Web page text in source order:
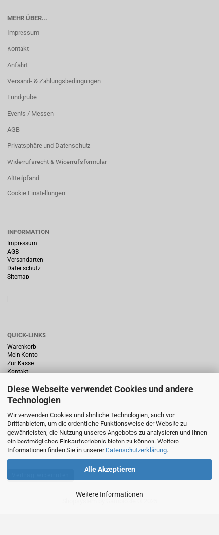
Diese Webseite verwendet Cookies und andere
Technologien
Wir verwenden Cookies und ähnliche Technologien, auch von
Drittanbietern, um die ordentliche Funktionsweise der Website zu
gewährleisten, die Nutzung unseres Angebotes zu analysieren und Ihnen
ein bestmögliches Einkaufserlebnis bieten zu können. Weitere
Informationen finden Sie in unserer Datenschutzerklärung.
Alle Akzeptieren
Weitere Informationen
MEHR ÜBER...
Impressum
Kontakt
Anfahrt
Versand- & Zahlungsbedingungen
Fundgrube
Events / Messen
AGB
Privatsphäre und Datenschutz
Widerrufsrecht & Widerrufsformular
Altteilpfand
Cookie Einstellungen
INFORMATION
Impressum
AGB
Versandarten
Datenschutz
Sitemap
QUICK-LINKS
Warenkorb
Mein Konto
Zur Kasse
Kontakt
HÄUFIG GESUCHT
Startseite